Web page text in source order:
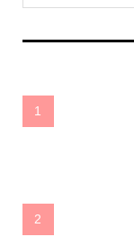
1
2